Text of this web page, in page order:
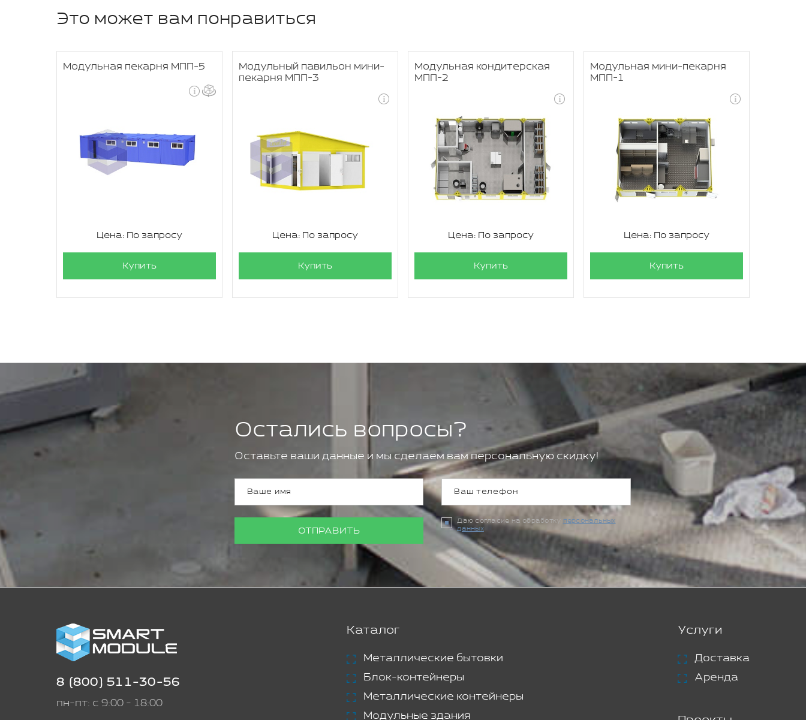
Это может вам понравиться
Модульная пекарня МПП-5
Цена: По запросу
Купить
Модульный павильон мини-
пекарня МПП-3
Цена: По запросу
Купить
Модульная кондитерская
МПП-2
Цена: По запросу
Купить
Модульная мини-пекарня
МПП-1
Цена: По запросу
Купить
Остались вопросы?
Оставьте ваши данные и мы сделаем вам персональную скидку!
ОТПРАВИТЬ
Даю согласие на обработку
персональных
данных
8 (800) 511-30-56
пн-пт: с 9:00 - 18:00
Каталог
Металлические бытовки
Блок-контейнеры
Металлические контейнеры
Модульные здания
Услуги
Доставка
Аренда